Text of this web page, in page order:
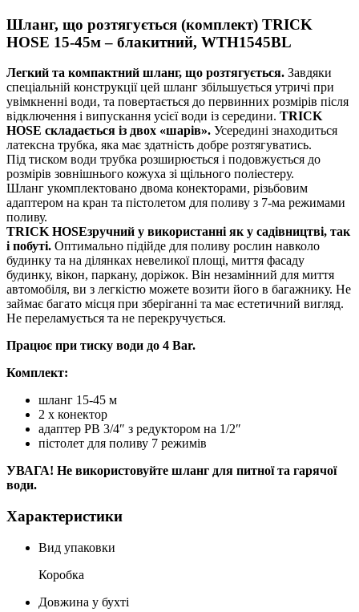
Шланг, що розтягується (комплект) TRICK
HOSE 15-45м – блакитний, WTH1545BL
Легкий та компактний шланг, що розтягується. Завдяки
спеціальній конструкції цей шланг збільшується утричі при
увімкненні води, та повертається до первинних розмірів після
відключення і випускання усієї води із середини. TRICK
HOSE складається із двох «шарів». Усередині знаходиться
латексна трубка, яка має здатність добре розтягуватись.
Під тиском води трубка розширюється і подовжується до
розмірів зовнішнього кожуха зі щільного поліестеру.
Шланг укомплектовано двома конекторами, різьбовим
адаптером на кран та пістолетом для поливу з 7-ма режимами
поливу.
TRICK HOSEзручний у використанні як у садівництві, так
і побуті. Оптимально підійде для поливу рослин навколо
будинку та на ділянках невеликої площі, миття фасаду
будинку, вікон, паркану, доріжок. Він незамінний для миття
автомобіля, ви з легкістю можете возити його в багажнику. Не
займає багато місця при зберіганні та має естетичний вигляд.
Не переламується та не перекручується.
Працює при тиску води до 4 Bar.
Комплект:
шланг 15-45 м
2 х конектор
адаптер РВ 3/4″ з редуктором на 1/2″
пістолет для поливу 7 режимів
УВАГА! Не використовуйте шланг для питної та гарячої
води.
Характеристики
Вид упаковки
Коробка
Довжина у бухті